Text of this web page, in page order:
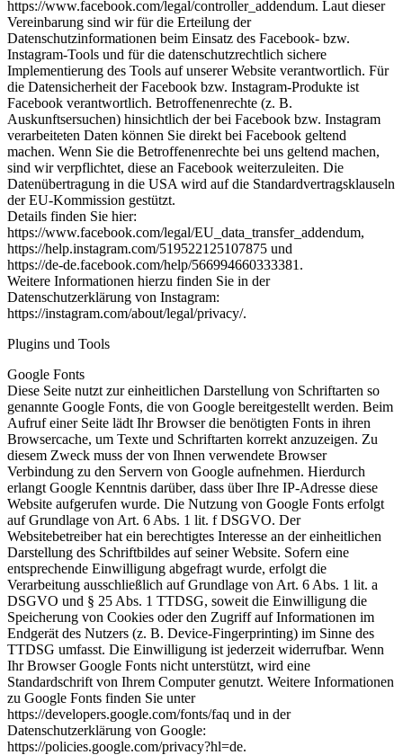
https://www.facebook.com/legal/controller_addendum. Laut dieser
Vereinbarung sind wir für die Erteilung der
Datenschutzinformationen beim Einsatz des Facebook- bzw.
Instagram-Tools und für die datenschutzrechtlich sichere
Implementierung des Tools auf unserer Website verantwortlich. Für
die Datensicherheit der Facebook bzw. Instagram-Produkte ist
Facebook verantwortlich. Betroffenenrechte (z. B.
Auskunftsersuchen) hinsichtlich der bei Facebook bzw. Instagram
verarbeiteten Daten können Sie direkt bei Facebook geltend
machen. Wenn Sie die Betroffenenrechte bei uns geltend machen,
sind wir verpflichtet, diese an Facebook weiterzuleiten. Die
Datenübertragung in die USA wird auf die Standardvertragsklauseln
der EU-Kommission gestützt.
Details finden Sie hier:
https://www.facebook.com/legal/EU_data_transfer_addendum,
https://help.instagram.com/519522125107875 und
https://de-de.facebook.com/help/566994660333381 .
Weitere Informationen hierzu finden Sie in der
Datenschutzerklärung von Instagram:
https://instagram.com/about/legal/privacy/.
Plugins und Tools
Google Fonts
Diese Seite nutzt zur einheitlichen Darstellung von Schriftarten so
genannte Google Fonts, die von Google bereitgestellt werden. Beim
Aufruf einer Seite lädt Ihr Browser die benötigten Fonts in ihren
Browsercache, um Texte und Schriftarten korrekt anzuzeigen. Zu
diesem Zweck muss der von Ihnen verwendete Browser
Verbindung zu den Servern von Google aufnehmen. Hierdurch
erlangt Google Kenntnis darüber, dass über Ihre IP-Adresse diese
Website aufgerufen wurde. Die Nutzung von Google Fonts erfolgt
auf Grundlage von Art. 6 Abs. 1 lit. f DSGVO. Der
Websitebetreiber hat ein berechtigtes Interesse an der einheitlichen
Darstellung des Schriftbildes auf seiner Website. Sofern eine
entsprechende Einwilligung abgefragt wurde, erfolgt die
Verarbeitung ausschließlich auf Grundlage von Art. 6 Abs. 1 lit. a
DSGVO und § 25 Abs. 1 TTDSG, soweit die Einwilligung die
Speicherung von Cookies oder den Zugriff auf Informationen im
Endgerät des Nutzers (z. B. Device-Fingerprinting) im Sinne des
TTDSG umfasst. Die Einwilligung ist jederzeit widerrufbar. Wenn
Ihr Browser Google Fonts nicht unterstützt, wird eine
Standardschrift von Ihrem Computer genutzt. Weitere Informationen
zu Google Fonts finden Sie unter
https://developers.google.com/fonts/faq und in der
Datenschutzerklärung von Google:
https://policies.google.com/privacy?hl=de.